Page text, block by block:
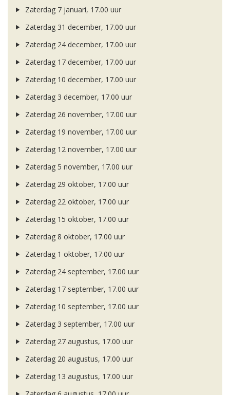
Zaterdag 7 januari, 17.00 uur
Zaterdag 31 december, 17.00 uur
Zaterdag 24 december, 17.00 uur
Zaterdag 17 december, 17.00 uur
Zaterdag 10 december, 17.00 uur
Zaterdag 3 december, 17.00 uur
Zaterdag 26 november, 17.00 uur
Zaterdag 19 november, 17.00 uur
Zaterdag 12 november, 17.00 uur
Zaterdag 5 november, 17.00 uur
Zaterdag 29 oktober, 17.00 uur
Zaterdag 22 oktober, 17.00 uur
Zaterdag 15 oktober, 17.00 uur
Zaterdag 8 oktober, 17.00 uur
Zaterdag 1 oktober, 17.00 uur
Zaterdag 24 september, 17.00 uur
Zaterdag 17 september, 17.00 uur
Zaterdag 10 september, 17.00 uur
Zaterdag 3 september, 17.00 uur
Zaterdag 27 augustus, 17.00 uur
Zaterdag 20 augustus, 17.00 uur
Zaterdag 13 augustus, 17.00 uur